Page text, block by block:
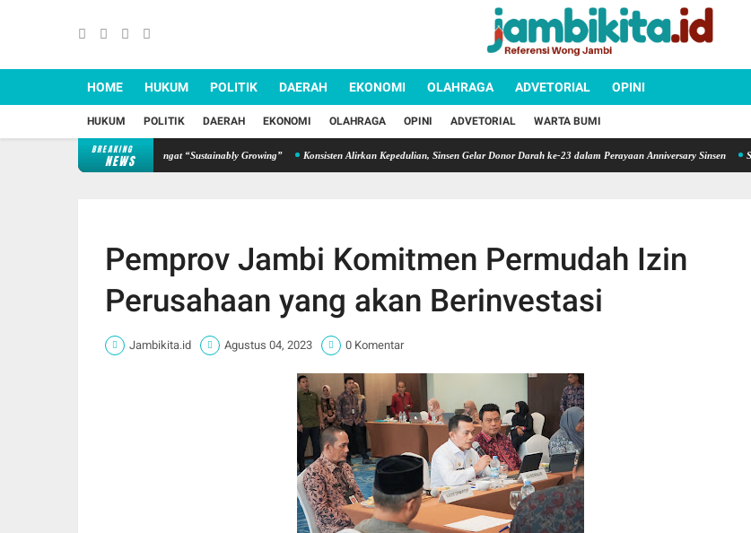
HOME HUKUM POLITIK DAERAH EKONOMI OLAHRAGA ADVETORIAL OPINI
HUKUM POLITIK DAERAH EKONOMI OLAHRAGA OPINI ADVETORIAL WARTA BUMI
BREAKING
NEWS
Sinsen Teguhkan Semangat “Sustainably Growing” Konsisten Alirkan Kepedulian, Sinsen Gelar Donor Darah ke-23 dalam Perayaan Anniversary Sinsen Sinergi
Pemprov Jambi Komitmen Permudah Izin
Perusahaan yang akan Berinvestasi
Jambikita.id Agustus 04, 2023 0 Komentar